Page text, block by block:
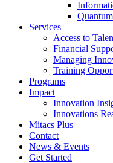
Quantum
Services
Access to
Financial
Managing
Training
Programs
Impact
Innovation
Innovations
Mitacs Plus
Contact
News & Events
Get Started